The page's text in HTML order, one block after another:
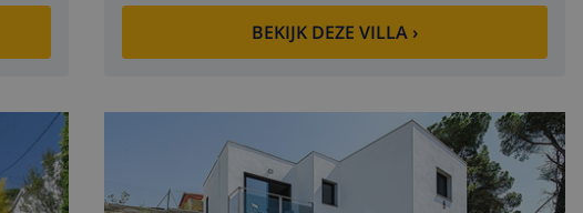
BEKIJK DEZE VILLA ›